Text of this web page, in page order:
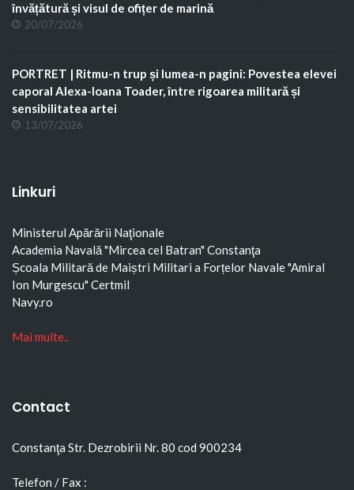
învățătură și visul de ofițer de marină
20/07/2026
PORTRET | Ritmu-n trup și lumea-n pagini: Povestea elevei
caporal Alexa-Ioana Toader, între rigoarea militară și
sensibilitatea artei
13/07/2026
Linkuri
Ministerul Apărării Naţionale
Academia Navală "Mircea cel Batran" Constanţa
Școala Militară de Maiștri Militari a Forțelor Navale "Amiral
Ion Murgescu" Certmil
Navy.ro
Mai multe..
Contact
Constanţa Str. Dezrobirii Nr. 80 cod 900234
Telefon / Fax :